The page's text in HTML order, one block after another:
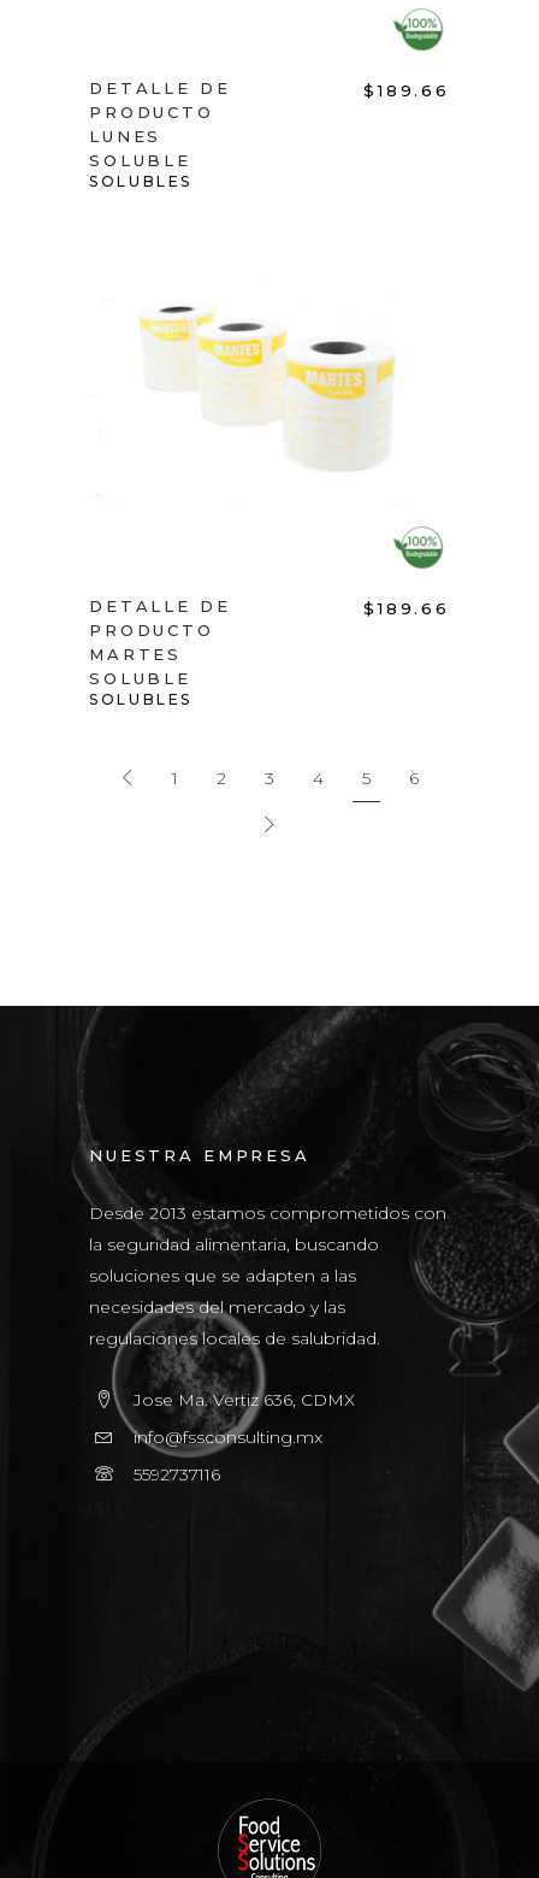
DETALLE DE
PRODUCTO
LUNES
SOLUBLE
$189.66
SOLUBLES
ADD TO CART
DETALLE DE
PRODUCTO
MARTES
SOLUBLE
$189.66
SOLUBLES
1 2 3 4 5 6
NUESTRA EMPRESA
Desde 2013 estamos comprometidos con
la seguridad alimentaria, buscando
soluciones que se adapten a las
necesidades del mercado y las
regulaciones locales de salubridad.
Jose Ma. Vertiz 636, CDMX
info@fssconsulting.mx
5592737116